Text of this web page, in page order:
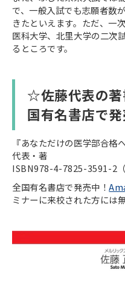
で、一般入試でも志願者数
きたといえます。ただ、一
医科大学、北里大学の二次
るところです。
☆佐藤代表の
国有名書店で
『あなただけの医学部合格
代表・著
ISBN978-4-7825-3591-2（
全国有名書店で発売中！
ミナーに来校された方には